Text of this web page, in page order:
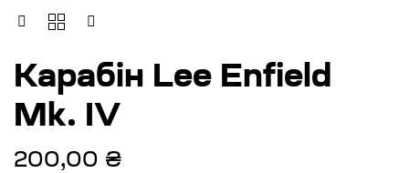
Карабін Lee Enfield
Mk. IV
200,00 ₴
КАРАБІН
MK.
IV
QUANTITY